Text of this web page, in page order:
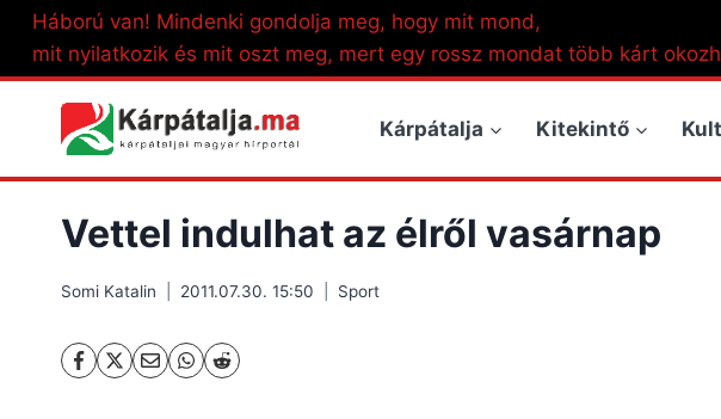
Skip
content
Háború van! Mindenki gondolja meg, hogy mit mond,
mit nyilatkozik és mit oszt meg, mert egy rossz mondat több kárt
Kárpátalja Kitekintő
Vettel indulhat az élről vasárnap
Somi Katalin 2011.07.30. 15:50 Sport